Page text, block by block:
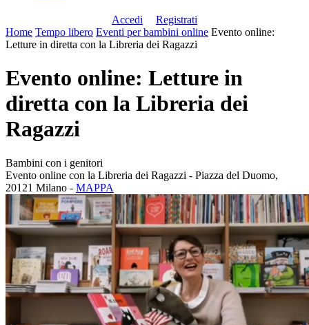
Accedi
Registrati
Home Tempo libero Eventi per bambini online Evento online:
Letture in diretta con la Libreria dei Ragazzi
Evento online: Letture in
diretta con la Libreria dei
Ragazzi
Bambini con i genitori
Evento online con la Libreria dei Ragazzi - Piazza del Duomo,
20121 Milano - MAPPA